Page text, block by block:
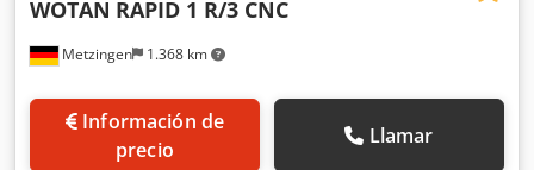
Metzingen 1.368 km
WOTAN RAPID 1 R/3 CNC
Información de
precio
Llamar